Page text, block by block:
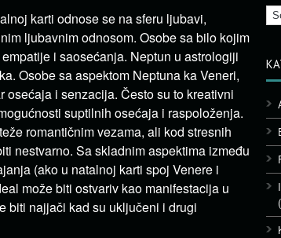
karti odnose se na sferu ljubavi,
ljubavnim odnosom. Osobe sa bilo kojim
i saosećanja. Neptun u astrologiji
Osobe sa aspektom Neptuna ka Veneri,
i senzacija. Često su to kreativni
suptilnih osećaja i raspoloženja.
romantičnim vezama, ali kod stresnih
nestvarno. Sa skladnim aspektima između
(ako u natalnoj karti spoj Venere i
može biti ostvariv kao manifestacija u
biti najjači kad su uključeni i drugi